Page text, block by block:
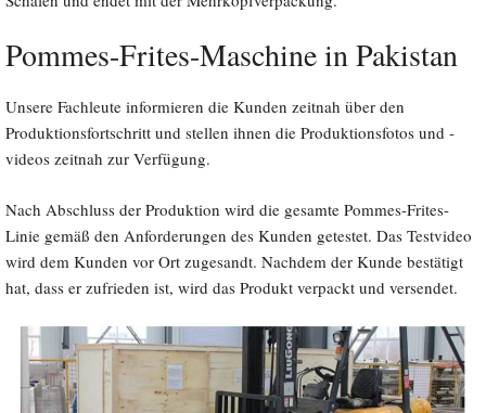
Pommes-Frites-Maschine in Pakistan
Unsere Fachleute informieren die Kunden zeitnah über den
Produktionsfortschritt und stellen ihnen die Produktionsfotos und -
videos zeitnah zur Verfügung.
Nach Abschluss der Produktion wird die gesamte Pommes-Frites-
Linie gemäß den Anforderungen des Kunden getestet. Das Testvideo
wird dem Kunden vor Ort zugesandt. Nachdem der Kunde bestätigt
hat, dass er zufrieden ist, wird das Produkt verpackt und versendet.